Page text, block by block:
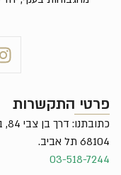
פרטי התקשרות
68104 תל אביב.
03-518-7244